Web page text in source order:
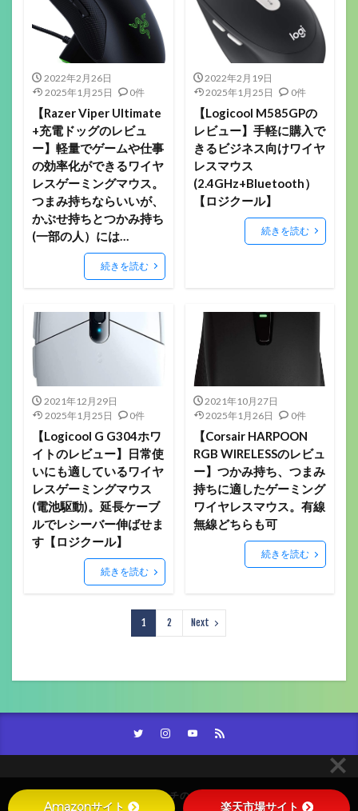
2022年2月26日
2025年1月25日
0件
【Razer Viper Ultimate
+充電ドッグのレビュ
ー】軽量でゲームや仕事
の効率化ができるワイヤ
レスゲーミングマウス。
つまみ持ちならいいが、
かぶせ持ちとつかみ持ち
(一部の人）には…
続きを読む
2022年2月19日
2025年1月25日
0件
【Logicool M585GPの
レビュー】手軽に購入で
きるビジネス向けワイヤ
レスマウス
(2.4GHz+Bluetooth）
【ロジクール】
続きを読む
2021年12月29日
2025年1月25日
0件
【Logicool G G304ホワ
イトのレビュー】日常使
いにも適しているワイヤ
レスゲーミングマウス
(電池駆動)。延長ケーブ
ルでレシーバー伸ばせま
す【ロジクール】
続きを読む
2021年10月27日
2025年1月26日
0件
【Corsair HARPOON
RGB WIRELESSのレビュ
ー】つかみ持ち、つまみ
持ちに適したゲーミング
ワイヤレスマウス。有線
無線どちらも可
続きを読む
1 2 Next
スズミチのガジェットブログ。。。
Amazonサイト 楽天市場サイト